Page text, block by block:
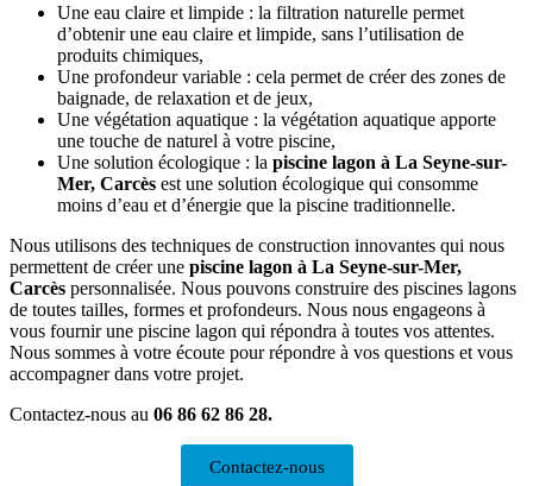
Une eau claire et limpide : la filtration naturelle permet
d’obtenir une eau claire et limpide, sans l’utilisation de
produits chimiques,
Une profondeur variable : cela permet de créer des zones de
baignade, de relaxation et de jeux,
Une végétation aquatique : la végétation aquatique apporte
une touche de naturel à votre piscine,
Une solution écologique : la piscine lagon à La Seyne-sur-
Mer, Carcès est une solution écologique qui consomme
moins d’eau et d’énergie que la piscine traditionnelle.
Nous utilisons des techniques de construction innovantes qui nous
permettent de créer une piscine lagon à La Seyne-sur-Mer,
Carcès personnalisée. Nous pouvons construire des piscines lagons
de toutes tailles, formes et profondeurs. Nous nous engageons à
vous fournir une piscine lagon qui répondra à toutes vos attentes.
Nous sommes à votre écoute pour répondre à vos questions et vous
accompagner dans votre projet.
Contactez-nous au 06 86 62 86 28.
Contactez-nous